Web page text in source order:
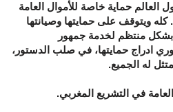
حماية خاصة للأموال العامة
كله ويتوقف على حمايتها وصيانتها
بشكل منتظم لخدمة جمهور
ادراج حمايتها، في صلب الدستور،
له الجميع.
في التشريع المغربي.